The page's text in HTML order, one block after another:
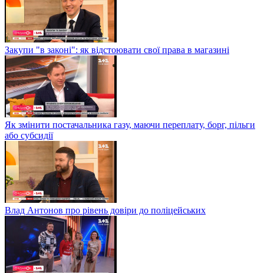
Закупи "в законі": як відстоювати свої права в магазині
Як змінити постачальника газу, маючи переплату, борг, пільги
або субсидії
Влад Антонов про рівень довіри до поліцейських